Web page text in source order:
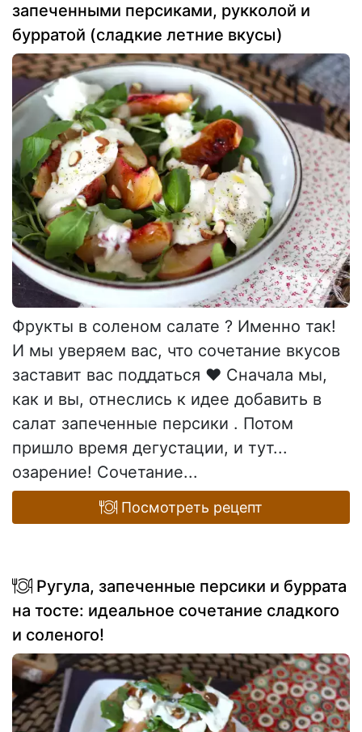
запеченными персиками, рукколой и
бурратой (сладкие летние вкусы)
Фрукты в соленом салате ? Именно так!
И мы уверяем вас, что сочетание вкусов
заставит вас поддаться ♥ Сначала мы,
как и вы, отнеслись к идее добавить в
салат запеченные персики . Потом
пришло время дегустации, и тут...
озарение! Сочетание...
Посмотреть рецепт
Ругула, запеченные персики и буррата
на тосте: идеальное сочетание сладкого
и соленого!